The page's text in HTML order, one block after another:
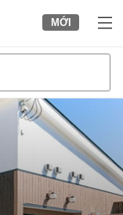
MỚI